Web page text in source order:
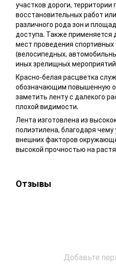
участков дороги,
восстановительных работ
различного рода зон и
доступа. Также применяется
мест проведения спортивных
(велосипедных,
иных зрелищных
Красно-белая расцветка
обозначающим повышенную
заметить ленту с далекого
плохой видимости.
Лента изготовлена из
полиэтилена, благодаря
внешних факторов
высокой прочностью на
Отзывы
Добавьте